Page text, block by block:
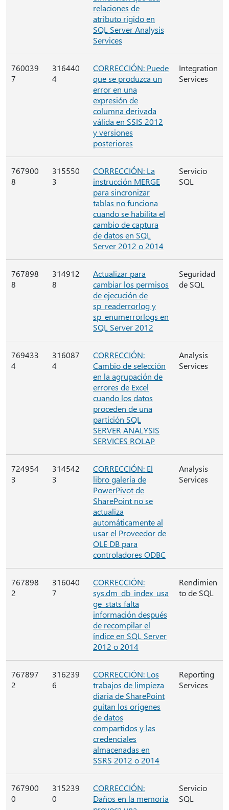
relaciones de
atributo rígido en
SQL Server Analysis
Services
760039
7
316440
4
CORRECCIÓN: Puede
que se produzca un
error en una
expresión de
columna derivada
válida en SSIS 2012
y versiones
posteriores
Integration
Services
767900
8
315550
3
CORRECCIÓN: La
instrucción MERGE
para sincronizar
tablas no funciona
cuando se habilita el
cambio de captura
de datos en SQL
Server 2012 o 2014
Servicio
SQL
767898
8
314912
8
Actualizar para
cambiar los permisos
de ejecución de
sp_readerrorlog y
sp_enumerrorlogs en
SQL Server 2012
Seguridad
de SQL
769433
4
316087
4
CORRECCIÓN:
Cambio de selección
en la agrupación de
errores de Excel
cuando los datos
proceden de una
partición SQL
SERVER ANALYSIS
SERVICES ROLAP
Analysis
Services
724954
3
314542
3
CORRECCIÓN: El
libro galería de
PowerPivot de
SharePoint no se
actualiza
automáticamente al
usar el Proveedor de
OLE DB para
controladores ODBC
Analysis
Services
767898
2
316040
7
CORRECCIÓN:
sys.dm_db_index_usa
ge_stats falta
información después
de recompilar el
índice en SQL Server
2012 o 2014
Rendimien
to de SQL
767897
2
316239
6
CORRECCIÓN: Los
trabajos de limpieza
diaria de SharePoint
quitan los orígenes
de datos
compartidos y las
credenciales
almacenadas en
SSRS 2012 o 2014
Reporting
Services
767900
0
315239
0
CORRECCIÓN:
Daños en la memoria
Servicio
SQL